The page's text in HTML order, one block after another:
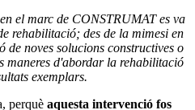
el marc de CONSTRUMAT es va
rehabilitació; des de la mimesi en
de noves solucions constructives o
maneres d'abordar la rehabilitació
exemplars.
perquè aquesta intervenció fos